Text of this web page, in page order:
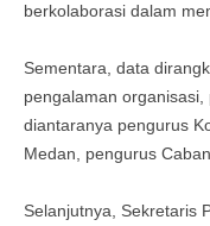
berkolaborasi dalam
Sementara, data
pengalaman organisasi,
diantaranya pengurus
Medan, pengurus
Selanjutnya, Sekretaris